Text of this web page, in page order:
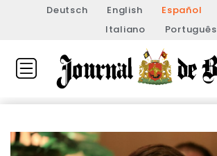
Deutsch English Español
Italiano
Português